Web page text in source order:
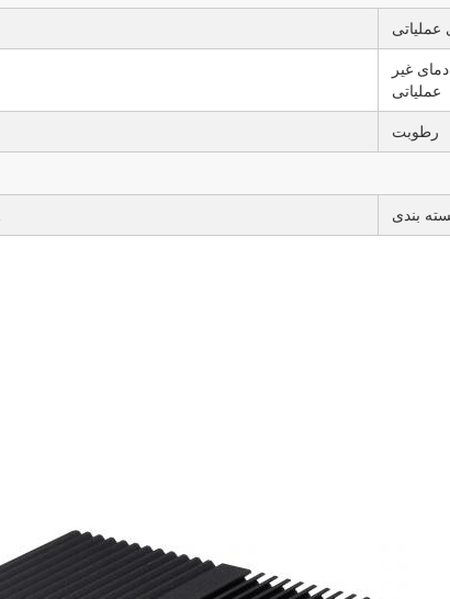
عملیاتی
دمای غیر
عملیاتی
رطوبت
بندی